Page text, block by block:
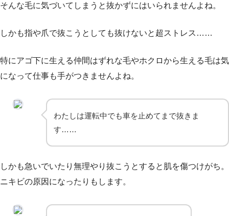
そんな毛に気づいてしまうと抜かずにはいられませんよね。
しかも指や爪で抜こうとしても抜けないと超ストレス……
特にアゴ下に生える仲間はずれな毛やホクロから生える毛は気
になって仕事も手がつきませんよね。
わたしは運転中でも車を止めてまで抜きま
す……
しかも急いでいたり無理やり抜こうとすると肌を傷つけがち。
ニキビの原因になったりもします。